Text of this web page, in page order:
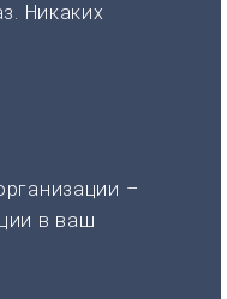
Никаких
–
в ваш